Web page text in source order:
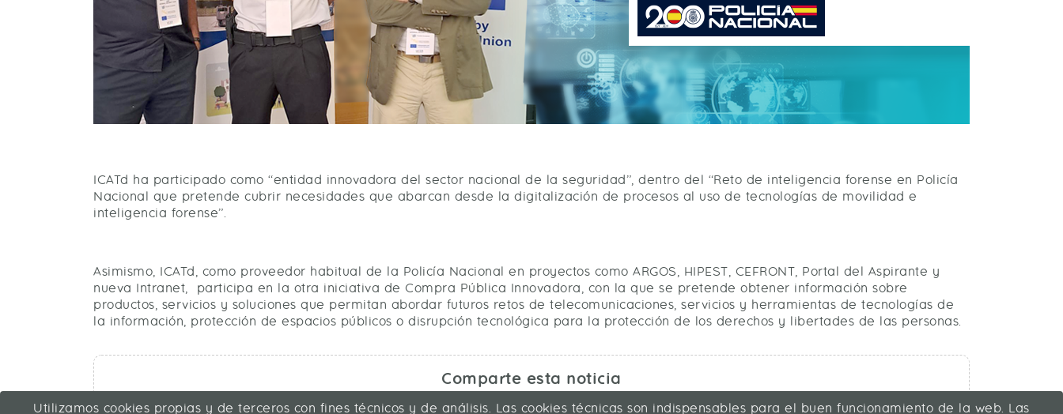
ICATd ha participado como “entidad innovadora del sector nacional de la seguridad”, dentro del “Reto de inteligencia forense en Policía
Nacional que pretende cubrir necesidades que abarcan desde la digitalización de procesos al uso de tecnologías de movilidad e
inteligencia forense”.
Asimismo, ICATd, como proveedor habitual de la Policía Nacional en proyectos como ARGOS, HIPEST, CEFRONT, Portal del Aspirante y
nueva Intranet, participa en la otra iniciativa de Compra Pública Innovadora, con la que se pretende obtener información sobre
productos, servicios y soluciones que permitan abordar futuros retos de telecomunicaciones, servicios y herramientas de tecnologías de
la información, protección de espacios públicos o disrupción tecnológica para la protección de los derechos y libertades de las personas.
Comparte esta noticia
Utilizamos cookies propias y de terceros con fines técnicos y de análisis. Las cookies técnicas son indispensables para el buen funcionamiento de la web. Las